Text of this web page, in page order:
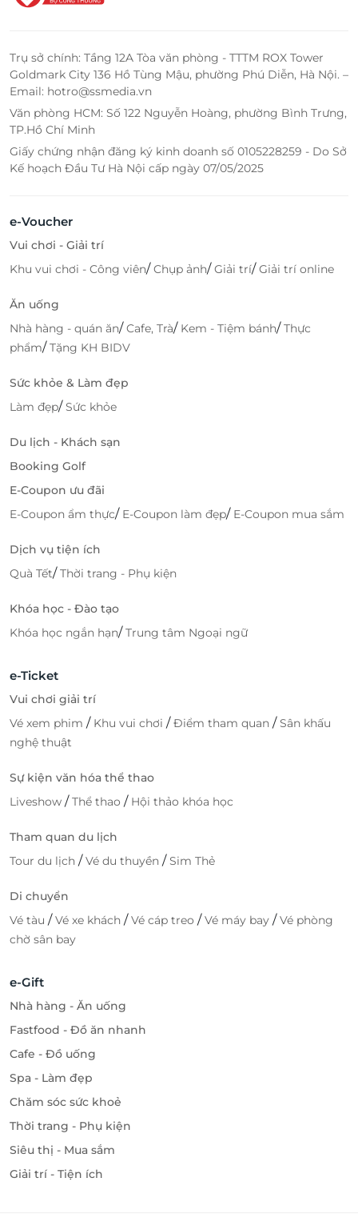
Trụ sở chính: Tầng 12A Tòa văn phòng - TTTM ROX Tower
Goldmark City 136 Hồ Tùng Mậu, phường Phú Diễn, Hà Nội. –
Email: hotro@ssmedia.vn
Văn phòng HCM: Số 122 Nguyễn Hoàng, phường Bình Trưng,
TP.Hồ Chí Minh
Giấy chứng nhận đăng ký kinh doanh số 0105228259 - Do Sở
Kế hoạch Đầu Tư Hà Nội cấp ngày 07/05/2025
e-Voucher
Vui chơi - Giải trí
Khu vui chơi - Công viên/Chụp ảnh/Giải trí/Giải trí online
Ăn uống
Nhà hàng - quán ăn/Cafe, Trà/ Kem - Tiệm bánh/Thực
phẩm/Tặng KH BIDV
Sức khỏe & Làm đẹp
Làm đẹp/Sức khỏe
Du lịch - Khách sạn
Booking Golf
E-Coupon ưu đãi
E-Coupon ẩm thực/ E-Coupon làm đẹp/ E-Coupon mua sắm
Dịch vụ tiện ích
Quà Tết/Thời trang - Phụ kiện
Khóa học - Đào tạo
Khóa học ngắn hạn/Trung tâm Ngoại ngữ
e-Ticket
Vui chơi giải trí
Vé xem phim / Khu vui chơi /Điểm tham quan /Sân khấu
nghệ thuật
Sự kiện văn hóa thể thao
Liveshow /Thể thao / Hội thảo khóa học
Tham quan du lịch
Tour du lịch /Vé du thuyền /Sim Thẻ
Di chuyển
Vé tàu /Vé xe khách /Vé cáp treo /Vé máy bay /Vé phòng
chờ sân bay
e-Gift
Nhà hàng - Ăn uống
Fastfood - Đồ ăn nhanh
Cafe - Đồ uống
Spa - Làm đẹp
Chăm sóc sức khoẻ
Thời trang - Phụ kiện
Siêu thị - Mua sắm
Giải trí - Tiện ích